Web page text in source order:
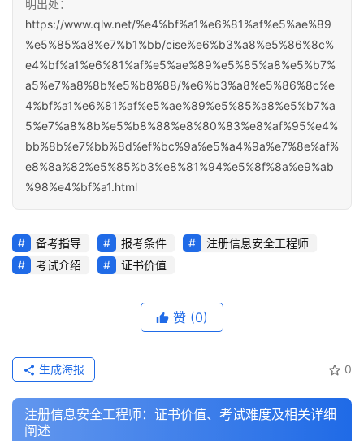
明出处：
https://www.qlw.net/%e4%bf%a1%e6%81%af%e5%ae%89
%e5%85%a8%e7%b1%bb/cise%e6%b3%a8%e5%86%8c%
e4%bf%a1%e6%81%af%e5%ae%89%e5%85%a8%e5%b7%
a5%e7%a8%8b%e5%b8%88/%e6%b3%a8%e5%86%8c%e
4%bf%a1%e6%81%af%e5%ae%89%e5%85%a8%e5%b7%a
5%e7%a8%8b%e5%b8%88%e8%80%83%e8%af%95%e4%
bb%8b%e7%bb%8d%ef%bc%9a%e5%a4%9a%e7%8e%af%
e8%8a%82%e5%85%b3%e8%81%94%e5%8f%8a%e9%ab
%98%e4%bf%a1.html
备考指导 报考条件
注册信息安全工程师
考试介绍
证书价值
赞 (0)
0
生成海报
注册信息安全工程师：证书价值、考试难度及相关详细
阐述